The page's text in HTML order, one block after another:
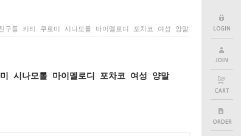
구들 키티 쿠로미 시나모롤 마이멜로디 포차코 여성 양말
시나모롤 마이멜로디 포차코 여성 양말